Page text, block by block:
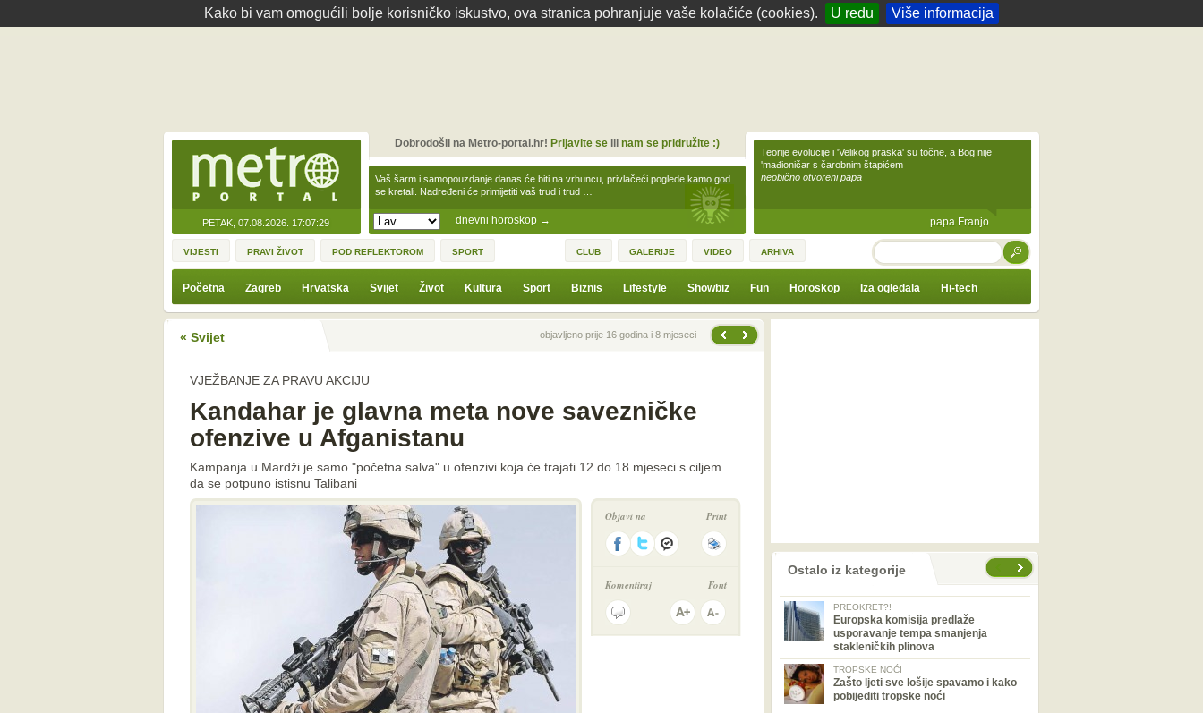
Kako bi vam omogućili bolje korisničko iskustvo, ova stranica pohranjuje vaše kolačiće (cookies). U redu Više informacija
PETAK, 07.08.2026. 17:07:29 dnevni horoskop →
Vaš šarm i samopouzdanje danas će biti na vrhuncu, privlačeći poglede kamo god
se kretali. Nadređeni će primijetiti vaš trud i trud …
Dobrodošli na Metro-portal.hr! Prijavite seili nam se pridružite :)
Teorije evolucije i 'Velikog praska' su točne, a Bog nije
'mađioničar s čarobnim štapićem
neobično otvoreni papa
papa Franjo
VIJESTI PRAVI ŽIVOT POD REFLEKTOROM SPORT CLUB GALERIJE VIDEO ARHIVA TRAŽI
Početna Zagreb Hrvatska Svijet Život Kultura Sport Biznis Lifestyle Showbiz Fun Horoskop Iza ogledala Hi-tech
« Svijet Prethodna vijestobjavljeno prije 16 godina i 8 mjeseci
VJEŽBANJE ZA PRAVU AKCIJU
Kandahar je glavna meta nove savezničke
ofenzive u Afganistanu
Kampanja u Mardži je samo "početna salva" u ofenzivi koja će trajati 12 do 18 mjeseci s ciljem
da se potpuno istisnu Talibani
Objavi na Print
Komentiraj Font
Ostalo iz kategorije
PREOKRET?!
Europska komisija predlaže
usporavanje tempa smanjenja
stakleničkih plinova
TROPSKE NOĆI
Zašto ljeti sve lošije spavamo i kako
pobijediti tropske noći